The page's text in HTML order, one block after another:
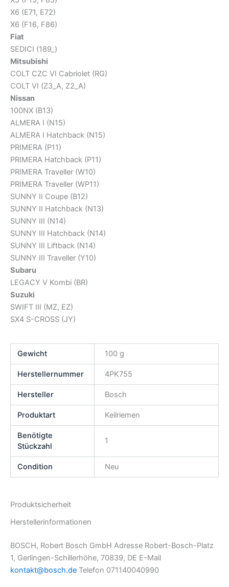
X6 (E71, E72)
X6 (F16, F86)
Fiat
SEDICI (189_)
Mitsubishi
COLT CZC VI Cabriolet (RG)
COLT VI (Z3_A, Z2_A)
Nissan
100NX (B13)
ALMERA I (N15)
ALMERA I Hatchback (N15)
PRIMERA (P11)
PRIMERA Hatchback (P11)
PRIMERA Traveller (W10)
PRIMERA Traveller (WP11)
SUNNY II Coupe (B12)
SUNNY II Hatchback (N13)
SUNNY III (N14)
SUNNY III Hatchback (N14)
SUNNY III Liftback (N14)
SUNNY III Traveller (Y10)
Subaru
LEGACY V Kombi (BR)
Suzuki
SWIFT III (MZ, EZ)
SX4 S-CROSS (JY)
Gewicht 100 g
Herstellernummer 4PK755
Hersteller Bosch
Produktart Keilriemen
Benötigte
Stückzahl
1
Condition Neu
Produktsicherheit
Herstellerinformationen
BOSCH, Robert Bosch GmbH Adresse Robert-Bosch-Platz
1, Gerlingen-Schillerhöhe, 70839, DE E-Mail
kontakt@bosch.de Telefon 071140040990